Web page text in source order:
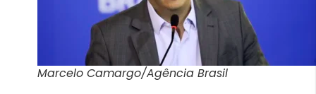
Marcelo Camargo/Agência Brasil